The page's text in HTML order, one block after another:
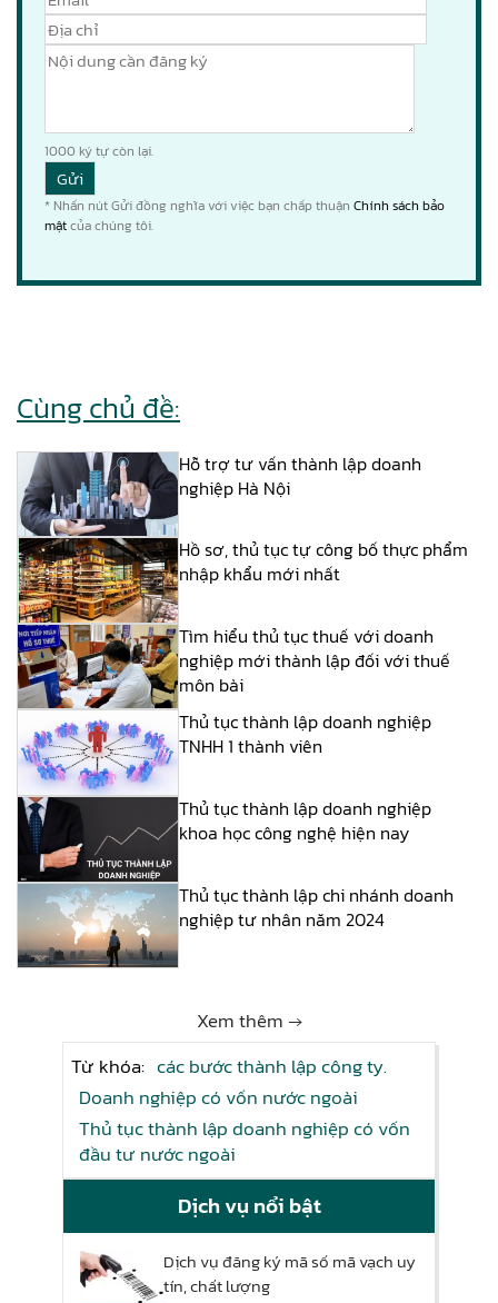
1000 ký tự còn lại.
* Nhấn nút Gửi đồng nghĩa với việc bạn chấp thuận Chính sách bảo
mậtcủa chúng tôi.
Cùng chủ đề:
Hỗ trợ tư vấn thành lập doanh
nghiệp Hà Nội
Hồ sơ, thủ tục tự công bố thực phẩm
nhập khẩu mới nhất
Tìm hiểu thủ tục thuế với doanh
nghiệp mới thành lập đối với thuế
môn bài
Thủ tục thành lập doanh nghiệp
TNHH 1 thành viên
Thủ tục thành lập doanh nghiệp
khoa học công nghệ hiện nay
Thủ tục thành lập chi nhánh doanh
nghiệp tư nhân năm 2024
Xem thêm →
Từ khóa: các bước thành lập công ty.
Doanh nghiệp có vốn nước ngoài
Thủ tục thành lập doanh nghiệp có vốn
đầu tư nước ngoài
Dịch vụ nổi bật
Dịch vụ đăng ký mã số mã vạch uy
tín, chất lượng